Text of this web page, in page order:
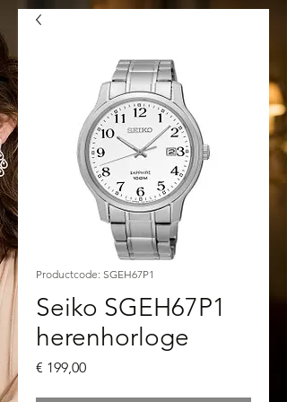
Productcode: SGEH67P1
Seiko SGEH67P1
herenhorloge
€ 199,00Prijs